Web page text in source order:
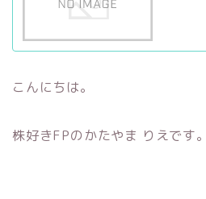
こんにちは。
株好きFPのかたやま りえです。